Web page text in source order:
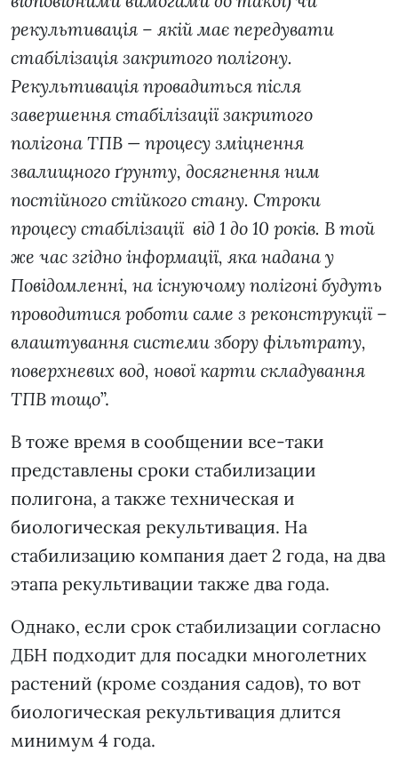
рекультивація – якій має передувати
стабілізація закритого полігону.
Рекультивація провадиться після
завершення стабілізації закритого
полігона ТПВ — процесу зміцнення
звалищного ґрунту, досягнення ним
постійного стійкого стану. Строки
процесу стабілізації від 1 до 10 років. В той
же час згідно інформації, яка надана у
Повідомленні, на існуючому полігоні будуть
проводитися роботи саме з реконструкції –
влаштування системи збору фільтрату,
поверхневих вод, нової карти складування
ТПВ тощо”.
В тоже время в сообщении все-таки
представлены сроки стабилизации
полигона, а также техническая и
биологическая рекультивация. На
стабилизацию компания дает 2 года, на два
этапа рекультивации также два года.
Однако, если срок стабилизации согласно
ДБН подходит для посадки многолетних
растений (кроме создания садов), то вот
биологическая рекультивация длится
минимум 4 года.